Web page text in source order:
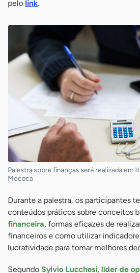
pelo link.
Palestra sobre finanças será realizada em
Mococa
Durante a palestra, os participantes
conteúdos práticos sobre conceitos
financeira, formas eficazes de
financeiros e como utilizar
lucratividade para tomar melhores
Segundo Sylvio Lucchesi, líder de